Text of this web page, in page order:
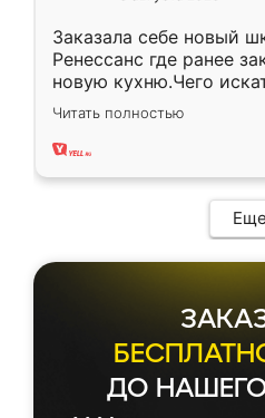
Заказала себе новый
Ренессанс где ранее
новую кухню.Чего
вполне довольна.
два года, нареканий нет.
Читать полностью
Еще
ДО